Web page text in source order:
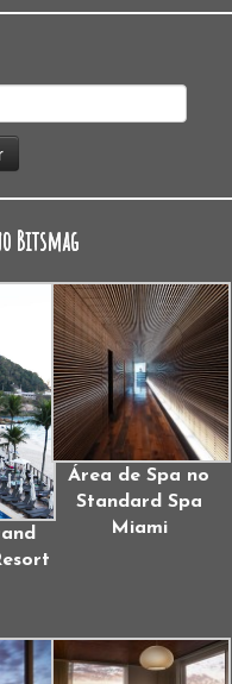
Bitsmag
Área de Spa no
Standard Spa
Miami